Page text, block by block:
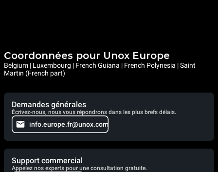
Coordonnées pour Unox Europe
Belgium | Luxembourg | French Guiana | French Polynesia | Saint
Martin (French part)
Demandes générales
Écrivez-nous, nous vous répondrons dans les plus brefs délais.
info.europe.fr@unox.com
Support commercial
Appelez nos experts pour une consultation gratuite.